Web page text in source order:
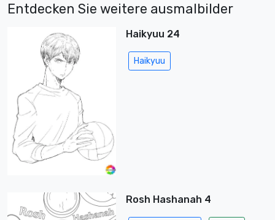
Entdecken Sie weitere ausmalbilder
Haikyuu 24
Haikyuu
Rosh Hashanah 4